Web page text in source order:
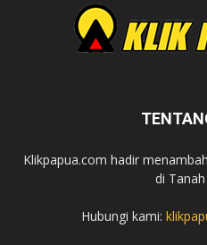
Klikpapua.com hadir
di
Hubungi kami: